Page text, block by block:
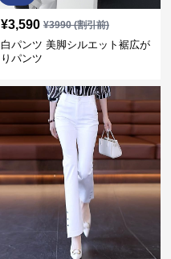
¥3,590 ¥3990(割引前)
白パンツ 美脚シルエット裾広が
りパンツ